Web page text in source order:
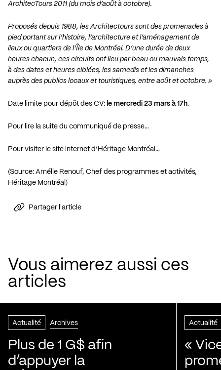
ArchitecTours 2011 (du mois d’août à octobre).
Proposés depuis 1988, les Architectours sont des promenades à
pied portant sur l’histoire, l’architecture et l’aménagement de
lieux ou quartiers de l’Île de Montréal. D’une durée de deux
heures chacun, ces circuits ont lieu par beau ou mauvais temps,
à des dates et heures ciblées, les samedis et les dimanches
auprès des publics locaux et touristiques, entre août et octobre. »
Date limite pour dépôt des CV: le mercredi 23 mars à 17h.
Pour lire la suite du communiqué de presse…
Pour visiter le site internet d’Héritage Montréal…
(Source: Amélie Renouf, Chef des programmes et activités,
Héritage Montréal)
Partager l'article
Vous aimerez aussi ces
articles
Actualité Archives
Plus de 1 G$ afin
d’appuyer la
Actualité
«